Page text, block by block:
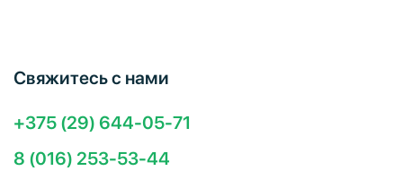
Свяжитесь с нами
+375 (29) 644-05-71
8 (016) 253-53-44